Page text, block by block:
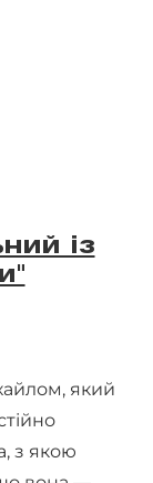
із
який
з якою